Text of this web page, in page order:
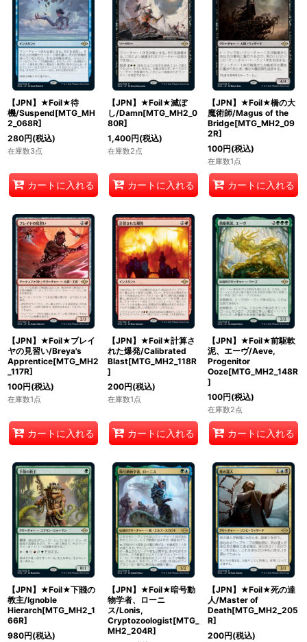
【JPN】★Foil★待
機/Suspend[MTG_MH
2_068R]
280円(税込)
在庫数3点
カートに入れる
【JPN】★Foil★滅ぼ
し/Damn[MTG_MH2_0
80R]
1,400円(税込)
在庫数2点
カートに入れる
【JPN】★Foil★橋の大
魔術師/Magus of the
Bridge[MTG_MH2_09
2R]
100円(税込)
在庫数1点
カートに入れる
【JPN】★Foil★ブレイ
ヤの見習い/Breya's
Apprentice[MTG_MH2
_117R]
100円(税込)
在庫数1点
カートに入れる
【JPN】★Foil★計算さ
れた爆発/Calibrated
Blast[MTG_MH2_118R
]
200円(税込)
在庫数1点
カートに入れる
【JPN】★Foil★前駆軟
泥、エーヴ/Aeve,
Progenitor
Ooze[MTG_MH2_148R
]
100円(税込)
在庫数2点
カートに入れる
【JPN】★Foil★下賤の
教主/Ignoble
Hierarch[MTG_MH2_1
66R]
980円(税込)
【JPN】★Foil★暗号動
物学者、ローニ
ス/Lonis,
Cryptozoologist[MTG_
MH2_204R]
【JPN】★Foil★死の達
人/Master of
Death[MTG_MH2_205
R]
200円(税込)